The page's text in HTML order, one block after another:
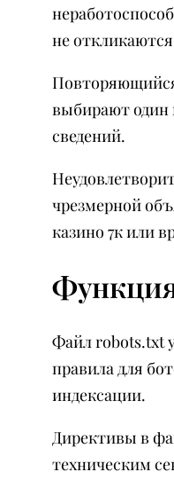
не
выбирают один
сведений.
чрезмерной
казино 7к или
Файл robots.txt
правила для
индексации.
Директивы в
техническим